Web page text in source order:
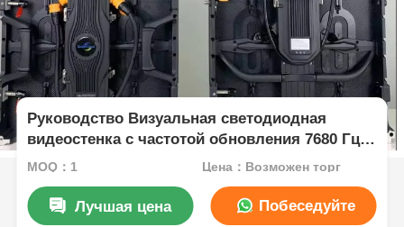
Руководство Визуальная светодиодная
видеостенка с частотой обновления 7680 Гц
IP65 водонепроницаемая для мероприятий
MOQ：1 Цена：Возможен торг
Лучшая цена Побеседуйте